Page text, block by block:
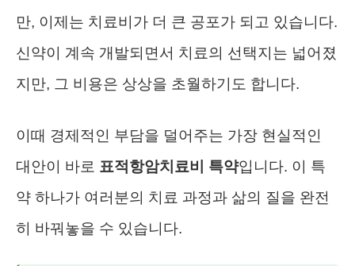
만, 이제는 치료비가 더 큰 공포가 되고 있습니다.
신약이 계속 개발되면서 치료의 선택지는 넓어졌
지만, 그 비용은 상상을 초월하기도 합니다.
이때 경제적인 부담을 덜어주는 가장 현실적인
대안이 바로 표적항암치료비 특약입니다. 이 특
약 하나가 여러분의 치료 과정과 삶의 질을 완전
히 바꿔놓을 수 있습니다.